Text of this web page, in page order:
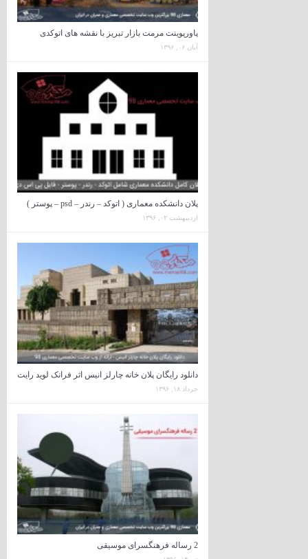
پاورپوینت مرمت بازار تبریز با نقشه های اتوکدی
آبان ۰۶, ۱۳۹۶
پلان دانشکده معماری ( اتوکد – رندر – psd – پوستر )
اردیبهشت ۰۲, ۱۳۹۶
دانلود رایگان پلان خانه چارلز انیس اثر فرانک لوید رایت
خرداد ۱۸, ۱۳۹۶
2 رساله فرهنگسرای موسیقی